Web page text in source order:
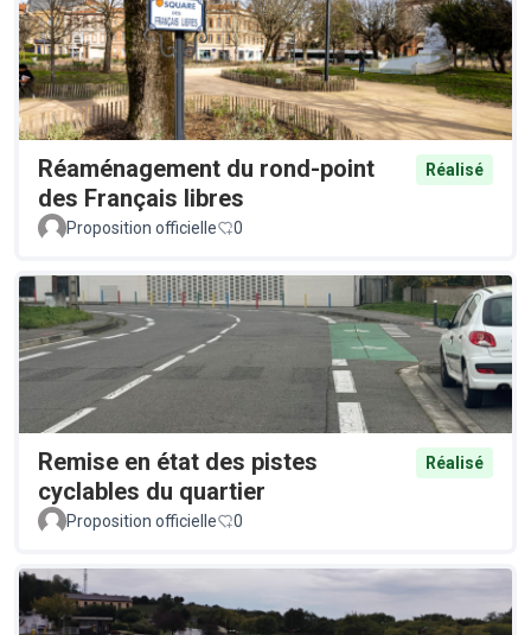
Réaménagement du rond-point
des Français libres
Réalisé
Proposition officielle 0
Remise en état des pistes
cyclables du quartier
Réalisé
Proposition officielle 0